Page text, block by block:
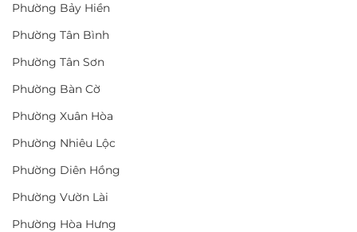
Phường Bảy Hiền
Phường Tân Bình
Phường Tân Sơn
Phường Bàn Cờ
Phường Xuân Hòa
Phường Nhiêu Lộc
Phường Diên Hồng
Phường Vườn Lài
Phường Hòa Hưng